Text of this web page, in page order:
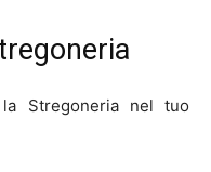
Stregoneria nel tuo